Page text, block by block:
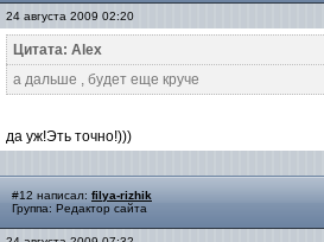
24 августа 2009 02:20
Цитата: Alex
а дальше , будет еще круче
да уж!Эть точно!)))
#12 написал: filya-rizhik
Группа: Редактор сайта